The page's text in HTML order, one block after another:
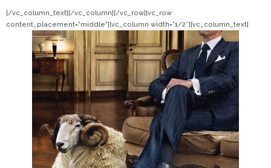
[/vc_column_text][/vc_column][/vc_row][vc_row
content_placement=”middle”][vc_column width=”1/2″][vc_column_text]